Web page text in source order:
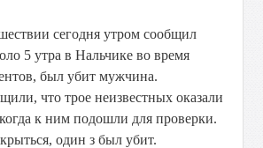
сегодня утром сообщил
5 утра в Нальчике во время
был убит мужчина.
что трое неизвестных оказали
к ним подошли для проверки.
один з был убит.